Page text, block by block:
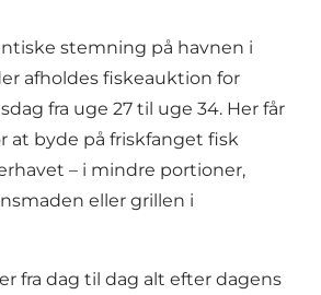
stemning på havnen i
afholdes fiskeauktion for
fra uge 27 til uge 34. Her får
at byde på friskfanget fisk
– i mindre portioner,
eller grillen i
fra dag til dag alt efter dagens